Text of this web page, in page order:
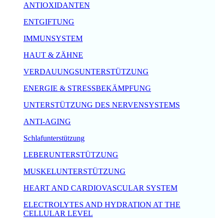
ANTIOXIDANTEN
ENTGIFTUNG
IMMUNSYSTEM
HAUT & ZÄHNE
VERDAUUNGSUNTERSTÜTZUNG
ENERGIE & STRESSBEKÄMPFUNG
UNTERSTÜTZUNG DES NERVENSYSTEMS
ANTI-AGING
Schlafunterstützung
LEBERUNTERSTÜTZUNG
MUSKELUNTERSTÜTZUNG
HEART AND CARDIOVASCULAR SYSTEM
ELECTROLYTES AND HYDRATION AT THE
CELLULAR LEVEL